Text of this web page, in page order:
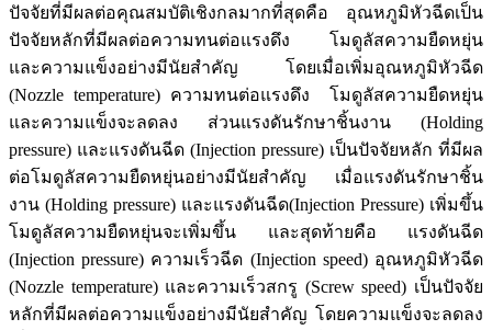
ปัจจัยที่มีผลต่อคุณสมบัติเชิงกลมากที่สุดคือ อุณหภูมิหัวฉีดเป็น
ปัจจัยหลักที่มีผลต่อความทนต่อแรงดึง โมดูลัสความยืดหยุ่น
และความแข็งอย่างมีนัยสำคัญ โดยเมื่อเพิ่มอุณหภูมิหัวฉีด
(Nozzle temperature) ความทนต่อแรงดึง โมดูลัสความยืดหยุ่น
และความแข็งจะลดลง ส่วนแรงดันรักษาชิ้นงาน (Holding
pressure) และแรงดันฉีด (Injection pressure) เป็นปัจจัยหลัก ที่มีผล
ต่อโมดูลัสความยืดหยุ่นอย่างมีนัยสำคัญ เมื่อแรงดันรักษาชิ้น
งาน (Holding pressure) และแรงดันฉีด(Injection Pressure) เพิ่มขึ้น
โมดูลัสความยืดหยุ่นจะเพิ่มขึ้น และสุดท้ายคือ แรงดันฉีด
(Injection pressure) ความเร็วฉีด (Injection speed) อุณหภูมิหัวฉีด
(Nozzle temperature) และความเร็วสกรู (Screw speed) เป็นปัจจัย
หลักที่มีผลต่อความแข็งอย่างมีนัยสำคัญ โดยความแข็งจะลดลง